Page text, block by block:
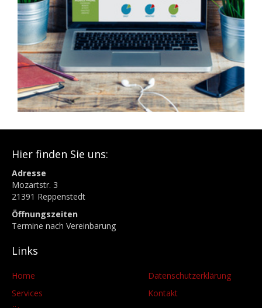
Hier finden Sie uns:
Adresse
Mozartstr. 3
21391 Reppenstedt
Öffnungszeiten
Termine nach Vereinbarung
Links
Home
Services
Datenschutzerklärung
Kontakt